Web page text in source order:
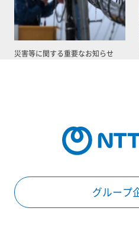
災害等に関する重要なお知らせ
グループ